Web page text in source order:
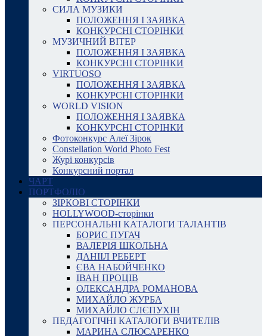
СИЛА МУЗИКИ
ПОЛОЖЕННЯ І ЗАЯВКА
КОНКУРСНІ СТОРІНКИ
МУЗИЧНИЙ ВІТЕР
ПОЛОЖЕННЯ І ЗАЯВКА
КОНКУРСНІ СТОРІНКИ
VIRTUOSO
ПОЛОЖЕННЯ І ЗАЯВКА
КОНКУРСНІ СТОРІНКИ
WORLD VISION
ПОЛОЖЕННЯ І ЗАЯВКА
КОНКУРСНІ СТОРІНКИ
Фотоконкурс Алеї Зірок
Constellation World Photo Fest
Журі конкурсів
Конкурсний портал
ЧАРТ
ПОРТФОЛІО
ЗІРКОВІ СТОРІНКИ
HOLLYWOOD-сторінки
ПЕРСОНАЛЬНІ КАТАЛОГИ ТАЛАНТІВ
БОРИС ПУГАЧ
ВАЛЕРІЯ ШКОЛЬНА
ДАНІІЛ РЕБЕРТ
ЄВА НАБОЙЧЕНКО
ІВАН ПРОЦІВ
ОЛЕКСАНДРА РОМАНОВА
МИХАЙЛО ЖУРБА
МИХАЙЛО СЛЄПУХІН
ПЕДАГОГІЧНІ КАТАЛОГИ ВЧИТЕЛІВ
МАРИНА СЛЮСАРЕНКО